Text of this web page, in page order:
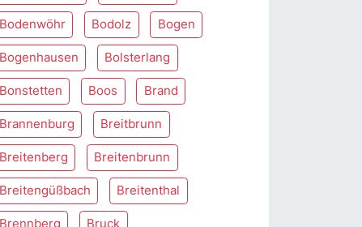
Bodenwöhr Bodolz Bogen
Bogenhausen Bolsterlang
Bonstetten Boos Brand
Brannenburg Breitbrunn
Breitenberg Breitenbrunn
Breitengüßbach Breitenthal
Brennberg Bruck